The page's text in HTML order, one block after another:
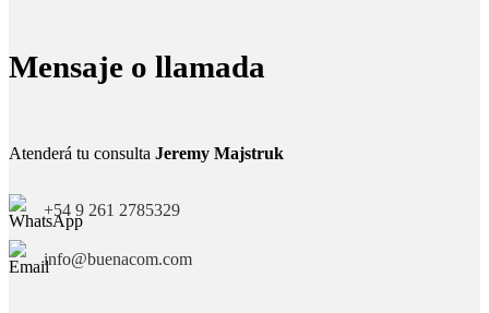
Mensaje o llamada
Atenderá tu consulta Jeremy Majstruk
+54 9 261 2785329
info@buenacom.com